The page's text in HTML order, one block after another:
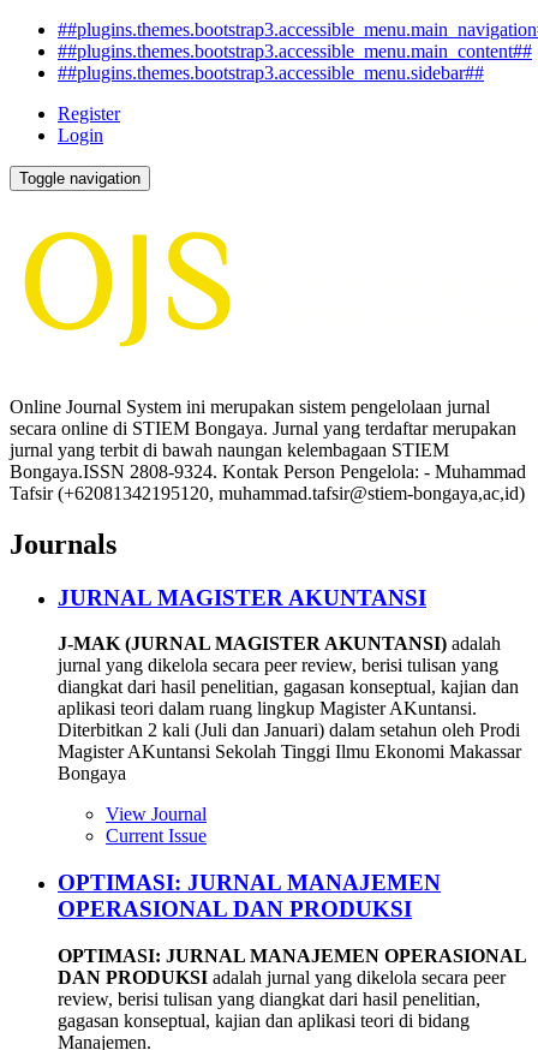
##plugins.themes.bootstrap3.accessible_menu.main_content##
##plugins.themes.bootstrap3.accessible_menu.sidebar##
Register
Login
Toggle navigation
Online Journal System ini merupakan sistem pengelolaan jurnal
secara online di STIEM Bongaya. Jurnal yang terdaftar merupakan
jurnal yang terbit di bawah naungan kelembagaan STIEM
Bongaya.ISSN 2808-9324. Kontak Person Pengelola: - Muhammad
Tafsir (+62081342195120, muhammad.tafsir@stiem-bongaya,ac,id)
Journals
JURNAL MAGISTER AKUNTANSI
J-MAK (JURNAL MAGISTER AKUNTANSI) adalah
jurnal yang dikelola secara peer review, berisi tulisan yang
diangkat dari hasil penelitian, gagasan konseptual, kajian dan
aplikasi teori dalam ruang lingkup Magister AKuntansi.
Diterbitkan 2 kali (Juli dan Januari) dalam setahun oleh Prodi
Magister AKuntansi Sekolah Tinggi Ilmu Ekonomi Makassar
Bongaya
View Journal
Current Issue
OPTIMASI: JURNAL MANAJEMEN
OPERASIONAL DAN PRODUKSI
OPTIMASI: JURNAL MANAJEMEN OPERASIONAL
DAN PRODUKSI adalah jurnal yang dikelola secara peer
review, berisi tulisan yang diangkat dari hasil penelitian,
gagasan konseptual, kajian dan aplikasi teori di bidang
Manajemen.